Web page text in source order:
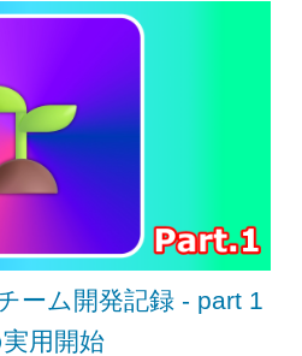
ーム開発記録 - part 1
用開始